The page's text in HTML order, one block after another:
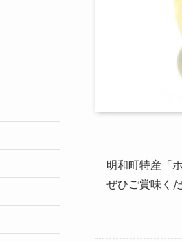
明和町特産「
ぜひご賞味く